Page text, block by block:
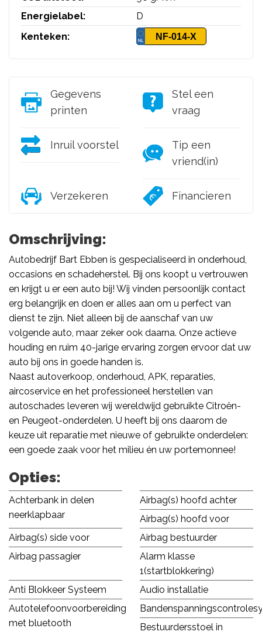
Energielabel:
D
Kenteken:
NF-014-X
Gegevens
printen
Stel een
vraag
Inruil voorstel
Tip een
vriend(in)
Verzekeren Financieren
Omschrijving:
Autobedrijf Bart Ebben is gespecialiseerd in onderhoud,
occasions en schadeherstel. Bij ons koopt u vertrouwen
en krijgt u er een auto bij! Wij vinden persoonlijk contact
erg belangrijk en doen er alles aan om u perfect van
dienst te zijn. Niet alleen bij de aanschaf van uw
volgende auto, maar zeker ook daarna. Onze actieve
houding en ruim 40-jarige ervaring zorgen ervoor dat uw
auto bij ons in goede handen is.
Naast autoverkoop, onderhoud, APK, reparaties,
aircoservice en het professioneel herstellen van
autoschades leveren wij wereldwijd gebruikte Citroën-
en Peugeot-onderdelen. U heeft bij ons daarom de
keuze uit reparatie met nieuwe of gebruikte onderdelen:
een goede zaak voor het milieu én uw portemonnee!
Opties:
Achterbank in delen
neerklapbaar
Airbag(s) hoofd achter
Airbag(s) hoofd voor
Airbag(s) side voor
Airbag bestuurder
Airbag passagier
Alarm klasse
1(startblokkering)
Anti Blokkeer Systeem
Audio installatie
Autotelefoonvoorbereiding
met bluetooth
Bestuurdersstoel in